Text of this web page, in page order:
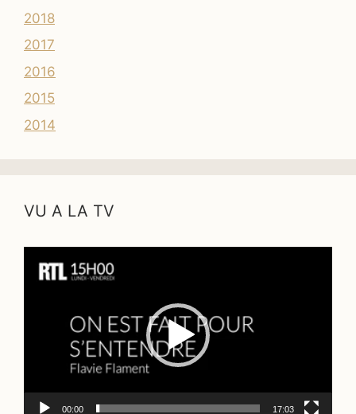
2018
2017
2016
2015
2014
VU A LA TV
vidéo
00:00 17:03